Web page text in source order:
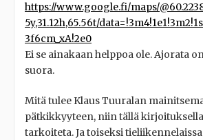
https://www.google.fi/maps/
5y,31.12h,65.56t/
3f6cm_xA!2e0
Ei se ainakaan helppoa ole. Ajorata
suora.
Mitä tulee Klaus Tuuralan
pätkikkyyteen, niin tällä
tarkoiteta. Ja toiseksi